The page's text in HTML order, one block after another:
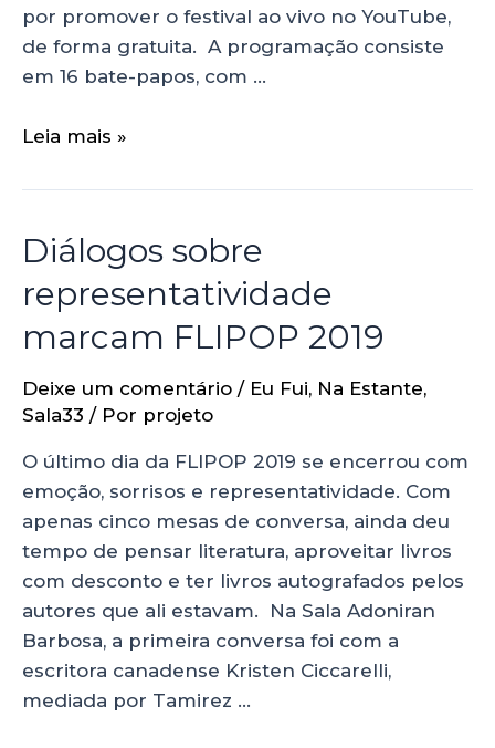
por promover o festival ao vivo no YouTube,
de forma gratuita. A programação consiste
em 16 bate-papos, com …
Leia mais »
Diálogos sobre
representatividade
marcam FLIPOP 2019
Deixe um comentário / Eu Fui, Na Estante,
Sala33 / Por projeto
O último dia da FLIPOP 2019 se encerrou com
emoção, sorrisos e representatividade. Com
apenas cinco mesas de conversa, ainda deu
tempo de pensar literatura, aproveitar livros
com desconto e ter livros autografados pelos
autores que ali estavam. Na Sala Adoniran
Barbosa, a primeira conversa foi com a
escritora canadense Kristen Ciccarelli,
mediada por Tamirez …